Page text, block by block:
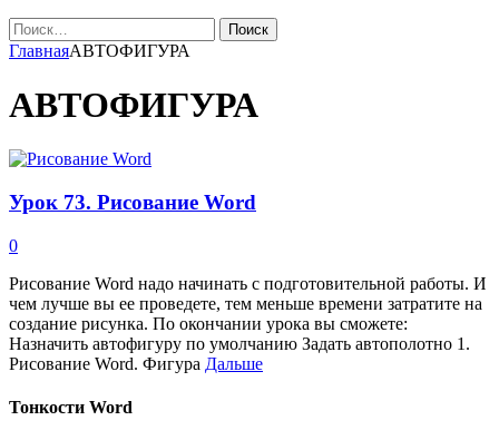
Найти:
ГлавнаяАВТОФИГУРА
АВТОФИГУРА
Урок 73. Рисование Word
0
Рисование Word надо начинать с подготовительной работы. И
чем лучше вы ее проведете, тем меньше времени затратите на
создание рисунка. По окончании урока вы сможете:
Назначить автофигуру по умолчанию Задать автополотно 1.
Рисование Word. Фигура Дальше
Тонкости Word